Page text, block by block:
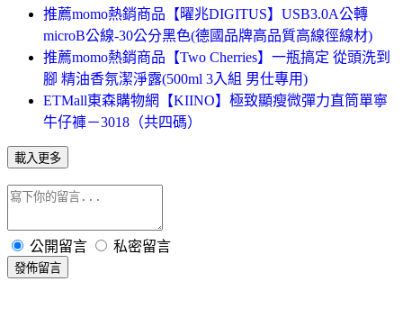
推薦momo熱銷商品【曜兆DIGITUS】USB3.0A公轉
microB公線-30公分黑色(德國品牌高品質高線徑線材)
推薦momo熱銷商品【Two Cherries】一瓶搞定 從頭洗到
腳 精油香氛潔淨露(500ml 3入組 男仕專用)
ETMall東森購物網【KIINO】極致顯瘦微彈力直筒單寧
牛仔褲－3018（共四碼）
載入更多
公開留言 私密留言
發佈留言